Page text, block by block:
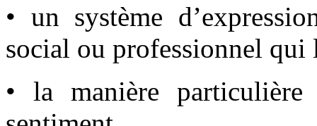
• un système
social ou professionnel qui
• la manière